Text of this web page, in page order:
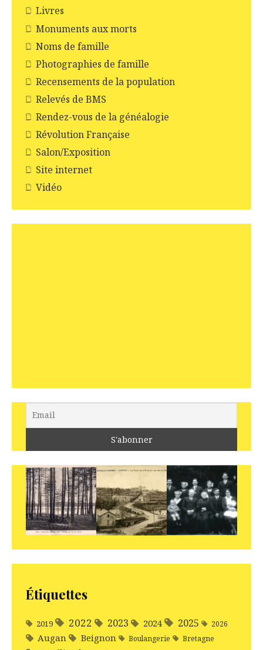
Livres
Monuments aux morts
Noms de famille
Photographies de famille
Recensements de la population
Relevés de BMS
Rendez-vous de la généalogie
Révolution Française
Salon/Exposition
Site internet
Vidéo
Étiquettes
2019 2022 2023 2024 2025 2026
Augan Beignon Boulangerie Bretagne